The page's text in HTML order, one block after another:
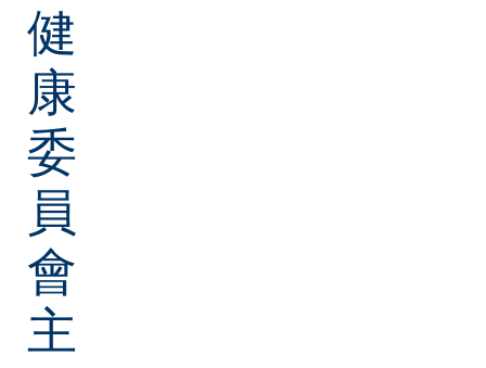
健
康
委
員
會
主